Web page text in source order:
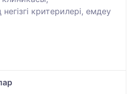
критерилері, емдеу